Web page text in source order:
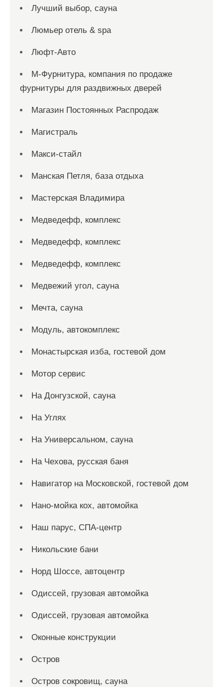
Лучший выбор, сауна
Люмьер отель & spa
Люфт-Авто
М-Фурнитура, компания по продаже
фурнитуры для раздвижных дверей
Магазин Постоянных Распродаж
Магистраль
Макси-стайл
Манская Петля, база отдыха
Мастерская Владимира
Медведефф, комплекс
Медведефф, комплекс
Медведефф, комплекс
Медвежий угол, сауна
Мечта, сауна
Модуль, автокомплекс
Монастырская изба, гостевой дом
Мотор сервис
На Донгузской, сауна
На Углях
На Универсальном, сауна
На Чехова, русская баня
Навигатор на Московской, гостевой дом
Нано-мойка кох, автомойка
Наш парус, СПА-центр
Никольские бани
Норд Шоссе, автоцентр
Одиссей, грузовая автомойка
Одиссей, грузовая автомойка
Оконные конструкции
Остров
Остров сокровищ, сауна